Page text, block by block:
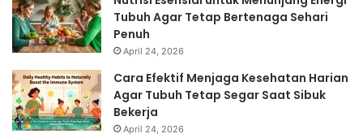
Tubuh Agar Tetap Bertenaga Sehari
Penuh
April 24, 2026
Cara Efektif Menjaga Kesehatan Harian
Agar Tubuh Tetap Segar Saat Sibuk
Bekerja
April 24, 2026